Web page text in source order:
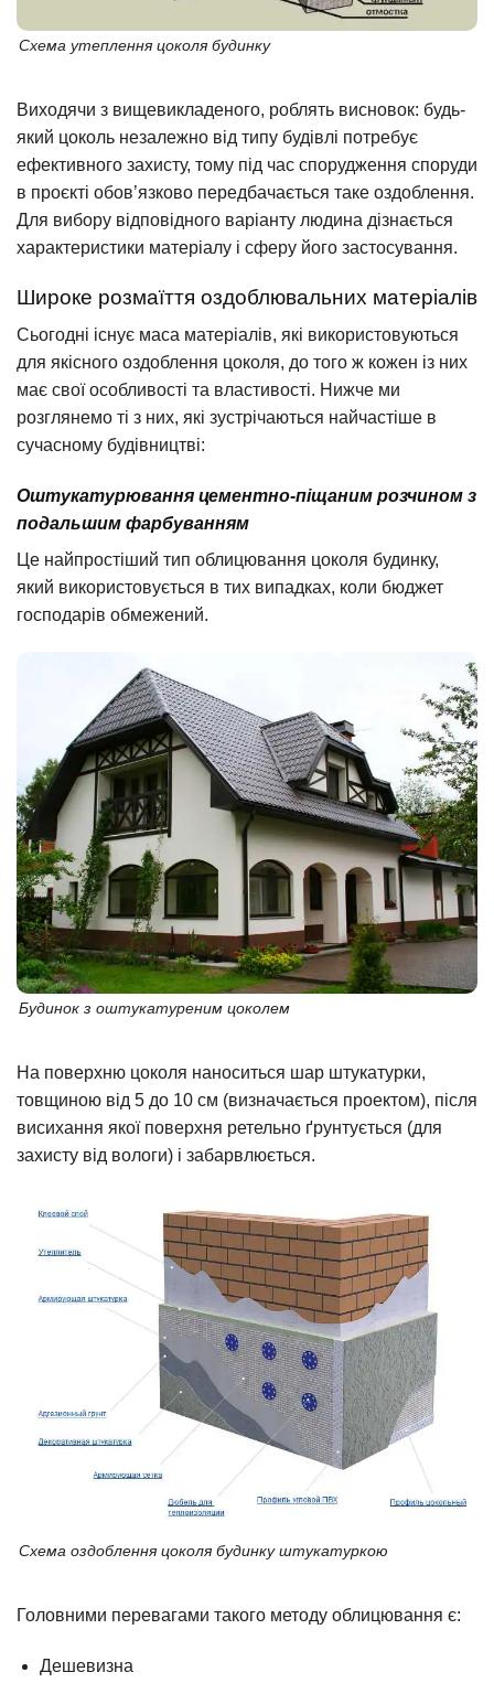
Схема утеплення цоколя будинку
Виходячи з вищевикладеного, роблять висновок: будь-
який цоколь незалежно від типу будівлі потребує
ефективного захисту, тому під час спорудження споруди
в проєкті обов’язково передбачається таке оздоблення.
Для вибору відповідного варіанту людина дізнається
характеристики матеріалу і сферу його застосування.
Широке розмаїття оздоблювальних матеріалів
Сьогодні існує маса матеріалів, які використовуються
для якісного оздоблення цоколя, до того ж кожен із них
має свої особливості та властивості. Нижче ми
розглянемо ті з них, які зустрічаються найчастіше в
сучасному будівництві:
Оштукатурювання цементно-піщаним розчином з
подальшим фарбуванням
Це найпростіший тип облицювання цоколя будинку,
який використовується в тих випадках, коли бюджет
господарів обмежений.
Будинок з оштукатуреним цоколем
На поверхню цоколя наноситься шар штукатурки,
товщиною від 5 до 10 см (визначається проектом), після
висихання якої поверхня ретельно ґрунтується (для
захисту від вологи) і забарвлюється.
Схема оздоблення цоколя будинку штукатуркою
Головними перевагами такого методу облицювання є:
Дешевизна